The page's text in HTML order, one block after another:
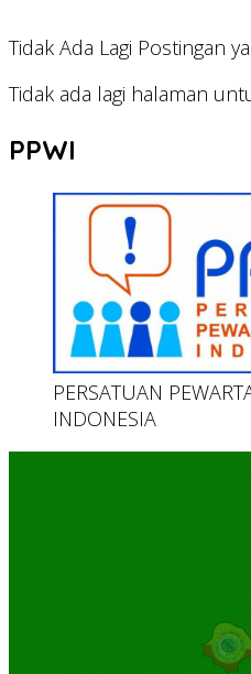
Tidak Ada Lagi Postingan
Tidak ada lagi halaman
PPWI
PERSATUAN
INDONESIA